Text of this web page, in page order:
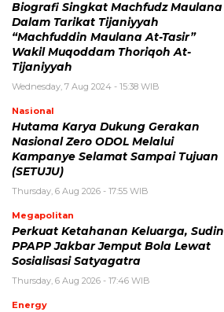
Biografi Singkat Machfudz Maulana
Dalam Tarikat Tijaniyyah
“Machfuddin Maulana At-Tasir”
Wakil Muqoddam Thoriqoh At-
Tijaniyyah
Wednesday, 7 Aug 2024 - 15:38 WIB
Nasional
Hutama Karya Dukung Gerakan
Nasional Zero ODOL Melalui
Kampanye Selamat Sampai Tujuan
(SETUJU)
Thursday, 6 Aug 2026 - 17:55 WIB
Megapolitan
Perkuat Ketahanan Keluarga, Sudin
PPAPP Jakbar Jemput Bola Lewat
Sosialisasi Satyagatra
Thursday, 6 Aug 2026 - 17:46 WIB
Energy